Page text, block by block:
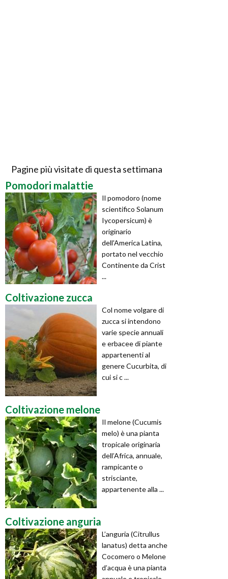
Pagine più visitate di questa settimana
Pomodori malattie
Il pomodoro (nome
scientifico Solanum
Iycopersicum) è
originario
dell'America Latina,
portato nel vecchio
Continente da Crist
...
Coltivazione zucca
Col nome volgare di
zucca si intendono
varie specie annuali
e erbacee di piante
appartenenti al
genere Cucurbita, di
cui si c ...
Coltivazione melone
Il melone (Cucumis
melo) è una pianta
tropicale originaria
dell’Africa, annuale,
rampicante o
strisciante,
appartenente alla ...
Coltivazione anguria
L’anguria (Citrullus
lanatus) detta anche
Cocomero o Melone
d’acqua è una pianta